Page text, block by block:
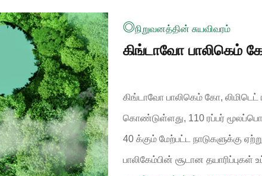
நிறுவனத்தின் சுயவிவரம்
கிங்டாவோ பாலிகெம்
கிங்டாவோ பாலிகெம் கோ,
கொண்டுள்ளது, 110 ரப்பர்
40 க்கும் மேற்பட்ட நாடுகளுக்கு
பாலிகேம்பின் சூடான தயாரிப்புகள்